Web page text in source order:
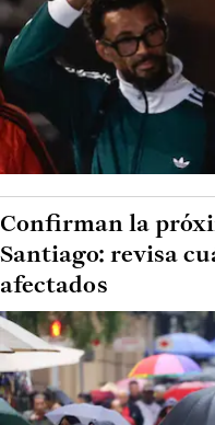
Confirman la
Santiago: revisa
afectados